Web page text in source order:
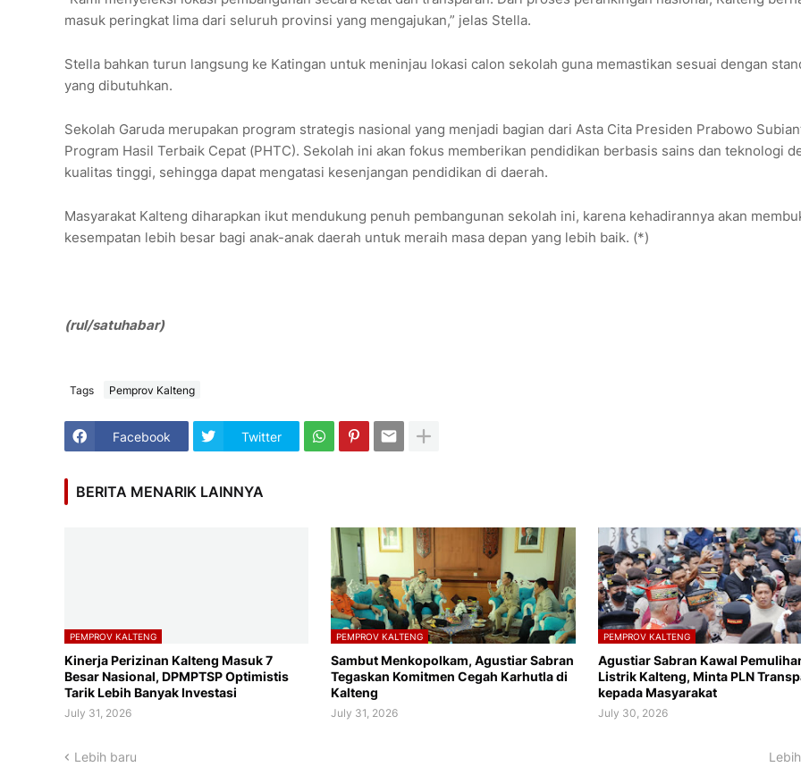
masuk peringkat lima dari seluruh provinsi yang mengajukan,” jelas Stella.
Stella bahkan turun langsung ke Katingan untuk meninjau lokasi calon sekolah guna memastikan sesuai dengan
yang dibutuhkan.
Sekolah Garuda merupakan program strategis nasional yang menjadi bagian dari Asta Cita Presiden Prabowo
Program Hasil Terbaik Cepat (PHTC). Sekolah ini akan fokus memberikan pendidikan berbasis sains dan teknologi
kualitas tinggi, sehingga dapat mengatasi kesenjangan pendidikan di daerah.
Masyarakat Kalteng diharapkan ikut mendukung penuh pembangunan sekolah ini, karena kehadirannya akan
kesempatan lebih besar bagi anak-anak daerah untuk meraih masa depan yang lebih baik. (*)
(rul/satuhabar)
Tags Pemprov Kalteng
Facebook Twitter
BERITA MENARIK LAINNYA
PEMPROV KALTENG
Kinerja Perizinan Kalteng Masuk 7
Besar Nasional, DPMPTSP Optimistis
Tarik Lebih Banyak Investasi
July 31, 2026
PEMPROV KALTENG
Sambut Menkopolkam, Agustiar Sabran
Tegaskan Komitmen Cegah Karhutla di
Kalteng
July 31, 2026
PEMPROV KALTENG
Agustiar Sabran Kawal
Listrik Kalteng, Minta PLN
kepada Masyarakat
July 30, 2026
Lebih baru